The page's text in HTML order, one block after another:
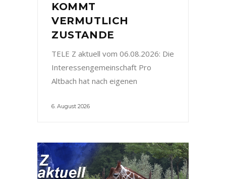
KOMMT
VERMUTLICH
ZUSTANDE
TELE Z aktuell vom 06.08.2026: Die
Interessengemeinschaft Pro
Altbach hat nach eigenen
6. August 2026